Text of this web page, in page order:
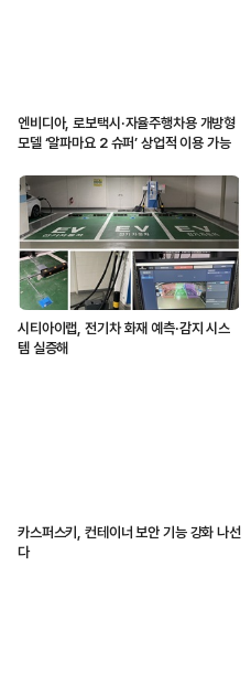
엔비디아, 로보택시·자율주행차용 개방형
모델 ‘알파마요 2 슈퍼’ 상업적 이용 가능
시티아이랩, 전기차 화재 예측·감지 시스
템 실증해
카스퍼스키, 컨테이너 보안 기능 강화 나선
다